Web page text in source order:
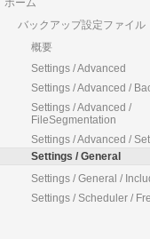
ホーム
バックアップ設定ファイル
概要
Settings / Advanced
Settings / Advanced /
Settings / Advanced /
FileSegmentation
Settings / Advanced /
Settings / General
Settings / General /
Settings / Scheduler /